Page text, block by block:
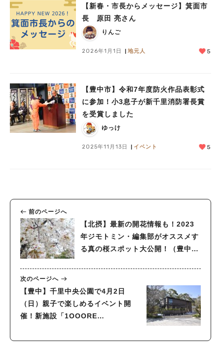
【新春・市長からメッセージ】箕面市
長 原田 亮さん
りんご
2026年1月1日 地元人 5
【豊中市】令和7年度防火作品表彰式
に参加！小3息子が新千里消防署長賞
を受賞しました
ゆっけ
2025年11月13日 イベント 5
前のページへ
【北摂】最新の開花情報も！2023
年ジモトミン・編集部がオススメす
る真の桜スポット大公開！（豊中・
次のページへ
【豊中】千里中央公園で4月2日
（日）親子で楽しめるイベント開
催！新施設「1OOORE
月30日（木）オープン